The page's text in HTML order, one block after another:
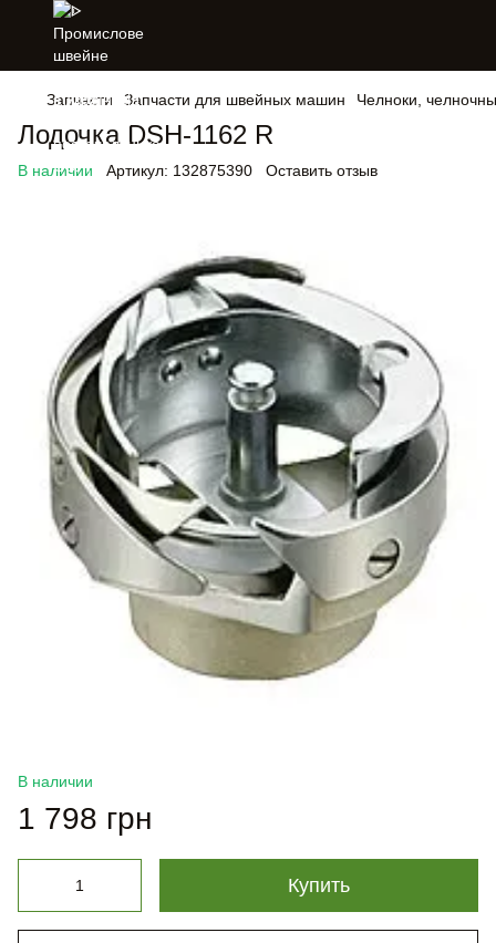
Запчасти Запчасти для швейных машин Челноки,
Лодочка DSH-1162 R
В наличии Артикул: 132875390 Оставить отзыв
В наличии
1 798 грн
Купить